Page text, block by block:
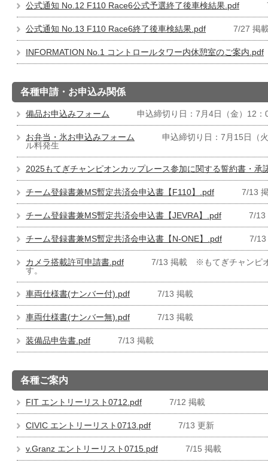
公式通知 No.12 F110 Race6公式予選終了後車検結果.pdf
公式通知 No.13 F110 Race6終了後車検結果.pdf 7/27 掲
INFORMATION No.1 コントロールタワー内休憩室のご案内.pdf
各種申請・お申込み関係
備品お申込みフォーム 申込締切り日：7月4日（金）12
お弁当・氷お申込みフォーム
申込締切り日：7月15日
ル料発生
2025もてぎチャンピオンカップレース参加に関する誓約書・承
チーム登録書兼MS暫定共済会申込書【F110】.pdf 7/13
チーム登録書兼MS暫定共済会申込書【JEVRA】.pdf 7/13
チーム登録書兼MS暫定共済会申込書【N-ONE】.pdf 7/
カメラ搭載許可申請書.pdf
7/13 掲載 ※もてぎチャンピオ
す。
車両仕様書(ナンバー付).pdf 7/13 掲載
車両仕様書(ナンバー無).pdf 7/13 掲載
装備品申告書.pdf 7/13 掲載
各種ご案内
FIT エントリーリスト0712.pdf 7/12 掲載
CIVIC エントリーリスト0713.pdf 7/13 更新
v.Granz エントリーリスト0715.pdf 7/15 掲載